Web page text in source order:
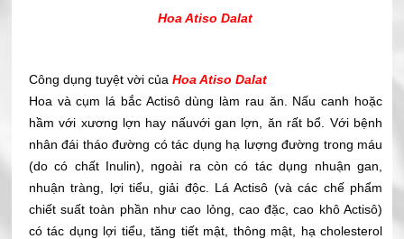
Hoa Atiso Dalat
Công dụng tuyệt vời của Hoa Atiso Dalat
Hoa và cụm lá bắc Actisô dùng làm rau ăn. Nấu canh hoặc
hầm với xương lợn hay nấuvới gan lợn, ăn rất bổ. Với bệnh
nhân đái tháo đường có tác dụng hạ lượng đường trong máu
(do có chất Inulin), ngoài ra còn có tác dụng nhuận gan,
nhuận tràng, lợi tiểu, giải độc. Lá Actisô (và các chế phẩm
chiết suất toàn phần như cao lỏng, cao đặc, cao khô Actisô)
có tác dụng lợi tiểu, tăng tiết mật, thông mật, hạ cholesterol